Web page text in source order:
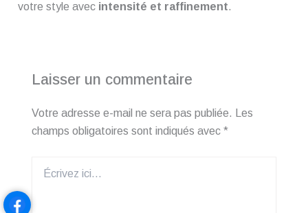
votre style avec intensité et raffinement.
Laisser un commentaire
Votre adresse e-mail ne sera pas publiée.
Les
champs obligatoires sont indiqués avec *
ici…